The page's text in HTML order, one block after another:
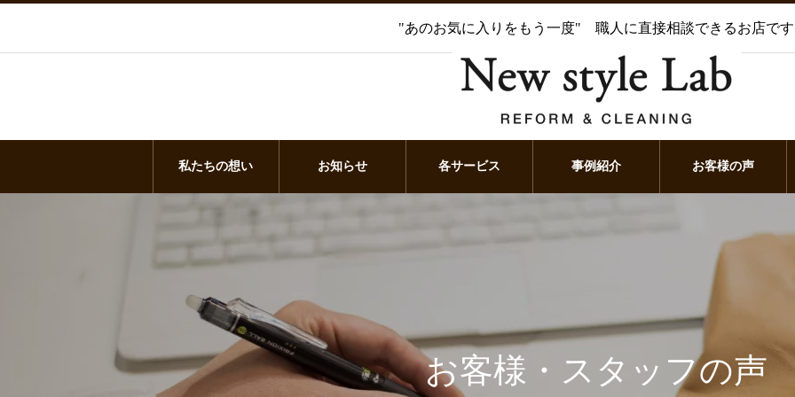
"あのお気に入りをもう一度" 職人に直接相談できるお店です
私たちの想い お知らせ 各サービス 事例紹介 お客様の声
お客様・スタッフの声